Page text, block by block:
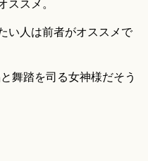
ススメ。
い人は前者がオススメで
舞踏を司る女神様だそう